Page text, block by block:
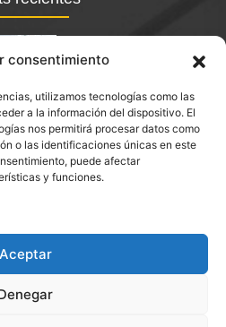
consentimiento
utilizamos tecnologías como las
a la información del dispositivo. El
nos permitirá procesar datos como
o las identificaciones únicas en este
puede afectar
y funciones.
Aceptar
qué es y quién lo puede
14, 2023